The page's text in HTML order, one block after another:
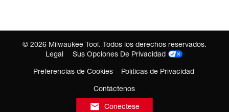
Conéctese
© 2026 Milwaukee Tool. Todos los derechos reservados.
Legal
Sus Opciones De Privacidad
Preferencias de Cookies
Políticas de Privacidad
Contáctenos